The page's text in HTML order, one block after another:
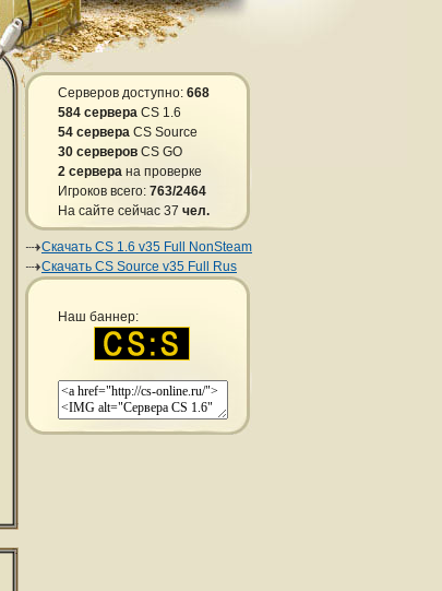
Серверов доступно: 668
584 сервера CS 1.6
54 сервера CS Source
30 серверов CS GO
2 сервера на проверке
Игроков всего: 763/2464
На сайте сейчас 37 чел.
Скачать CS 1.6 v35 Full NonSteam
Скачать CS Source v35 Full Rus
Наш баннер: